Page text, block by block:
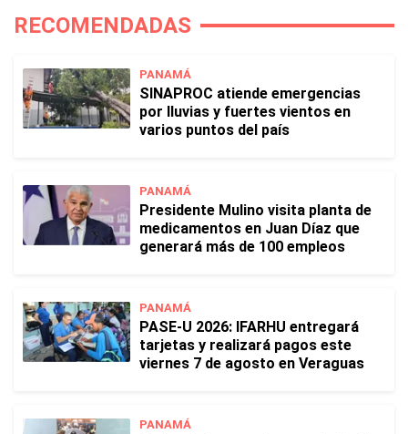
RECOMENDADAS
PANAMÁ
SINAPROC atiende emergencias
por lluvias y fuertes vientos en
varios puntos del país
PANAMÁ
Presidente Mulino visita planta de
medicamentos en Juan Díaz que
generará más de 100 empleos
PANAMÁ
PASE-U 2026: IFARHU entregará
tarjetas y realizará pagos este
viernes 7 de agosto en Veraguas
PANAMÁ